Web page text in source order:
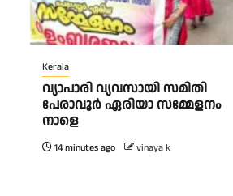
Kerala
വ്യാപാരി വ്യവസായി സമിതി
പേരാവൂർ ഏരിയാ സമ്മേളനം
നാളെ
14 minutes ago vinaya k